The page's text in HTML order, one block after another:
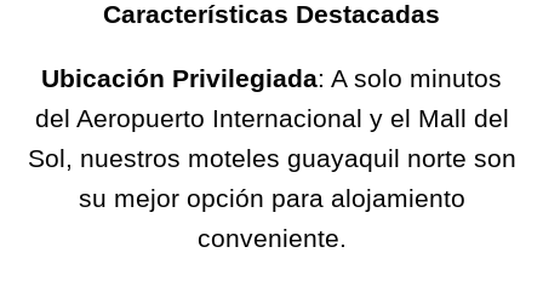
Características Destacadas
Ubicación Privilegiada: A solo minutos
del Aeropuerto Internacional y el Mall del
Sol, nuestros moteles guayaquil norte son
su mejor opción para alojamiento
conveniente.